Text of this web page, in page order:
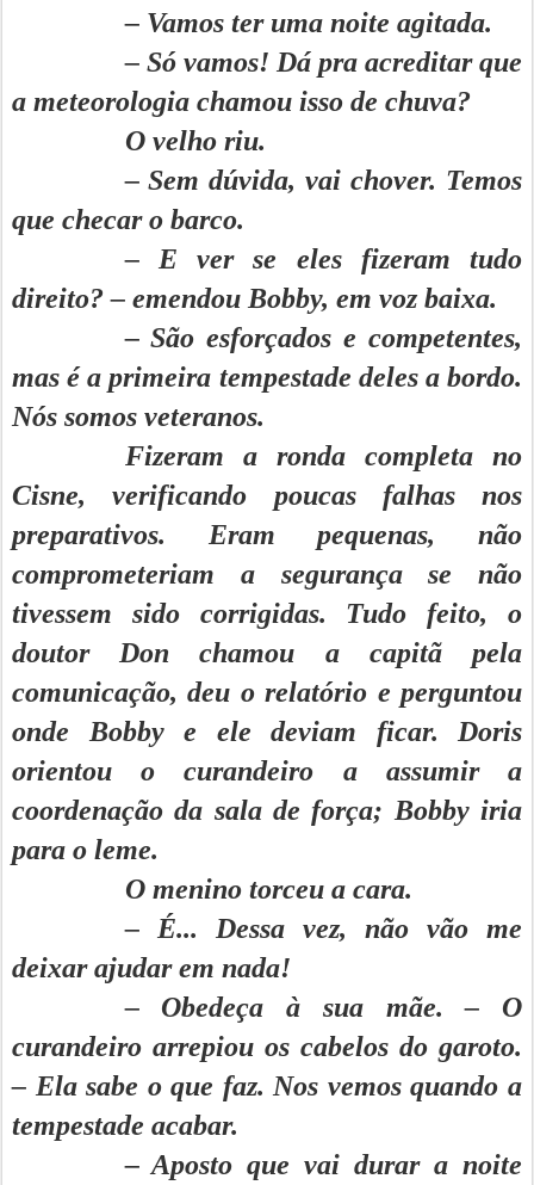
– Vamos ter uma noite agitada.
– Só vamos! Dá pra acreditar que
a meteorologia chamou isso de chuva?
O velho riu.
– Sem dúvida, vai chover. Temos
que checar o barco.
– E ver se eles fizeram tudo
direito? – emendou Bobby, em voz baixa.
– São esforçados e competentes,
mas é a primeira tempestade deles a bordo.
Nós somos veteranos.
Fizeram a ronda completa no
Cisne, verificando poucas falhas nos
preparativos. Eram pequenas, não
comprometeriam a segurança se não
tivessem sido corrigidas. Tudo feito, o
doutor Don chamou a capitã pela
comunicação, deu o relatório e perguntou
onde Bobby e ele deviam ficar. Doris
orientou o curandeiro a assumir a
coordenação da sala de força; Bobby iria
para o leme.
O menino torceu a cara.
– É... Dessa vez, não vão me
deixar ajudar em nada!
– Obedeça à sua mãe. – O
curandeiro arrepiou os cabelos do garoto.
– Ela sabe o que faz. Nos vemos quando a
tempestade acabar.
– Aposto que vai durar a noite